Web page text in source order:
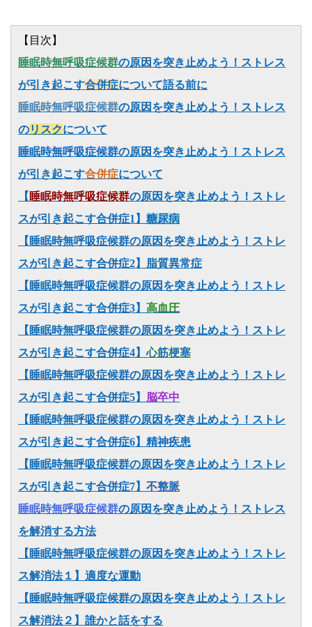
【目次】
睡眠時無呼吸症候群の原因を突き止めよう！ストレス
が引き起こす合併症について語る前に
睡眠時無呼吸症候群の原因を突き止めよう！ストレス
のリスクについて
睡眠時無呼吸症候群の原因を突き止めよう！ストレス
が引き起こす合併症について
【 睡眠時無呼吸症候群の原因を突き止めよう！ストレ
スが引き起こす合併症1】 糖尿病
【睡眠時無呼吸症候群の原因を突き止めよう！ストレ
スが引き起こす合併症2】脂質異常症
【睡眠時無呼吸症候群の原因を突き止めよう！ストレ
スが引き起こす合併症3】 高血圧
【睡眠時無呼吸症候群の原因を突き止めよう！ストレ
スが引き起こす合併症4】心筋梗塞
【睡眠時無呼吸症候群の原因を突き止めよう！ストレ
スが引き起こす合併症5】 脳卒中
【睡眠時無呼吸症候群の原因を突き止めよう！ストレ
スが引き起こす合併症6】精神疾患
【睡眠時無呼吸症候群の原因を突き止めよう！ストレ
スが引き起こす合併症7】 不整脈
睡眠時無呼吸症候群の原因を突き止めよう！ストレス
を解消する方法
【睡眠時無呼吸症候群の原因を突き止めよう！ストレ
ス解消法１】適度な運動
【睡眠時無呼吸症候群の原因を突き止めよう！ストレ
ス解消法２】誰かと話をする